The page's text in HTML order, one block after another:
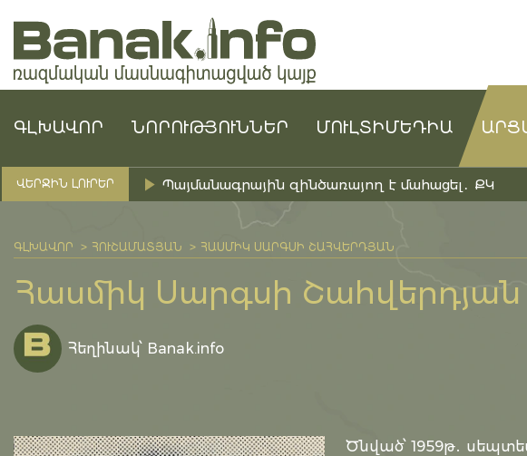
ԳԼԽԱՎՈՐ ՆՈՐՈՒԹՅՈՒՆՆԵՐ ՄՈՒԼՏԻՄԵԴԻԱ
ՎԵՐՋԻՆ ԼՈՒՐԵՐ Պայմանագրային զինծառայող է մահացել․ ՔԿ
ԳԼԽԱՎՈՐ ՀՈՒՇԱՄԱՏՅԱՆ ՀԱՍՄԻԿ ՍԱՐԳՍԻ ՇԱՀՎԵՐԴՅԱՆ
Հասմիկ Սարգսի Շահվերդյան
Հեղինակ՝ Banak.info
Ծնված՝ 1959թ․